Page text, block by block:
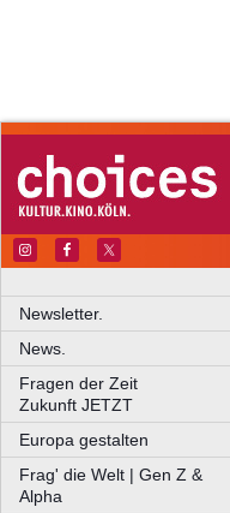
Newsletter.
News.
Fragen der Zeit
Zukunft JETZT
Europa gestalten
Frag' die Welt | Gen Z &
Alpha